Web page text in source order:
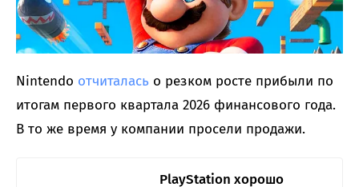
Nintendo отчиталась о резком росте прибыли по
итогам первого квартала 2026 финансового года.
В то же время у компании просели продажи.
PlayStation хорошо